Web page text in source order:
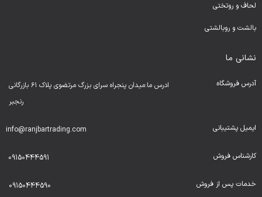
لحاف و روتختی
بالشت و روبالشتی
نشانی ما
آدرس فروشگاه
ادرس ما:میدان پنجراه سرای بزرگ مرتضوی پلاک ۶۱ بازرگانی
رنجبر
ایمیل پشتیبانی info@ranjbartrading.com
کارشناس فروش 09150444591
خدمات پس از فروش 09150444590